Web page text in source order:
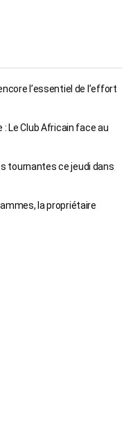
l’essentiel de l’effort
Le Club Africain face au
tournantes ce jeudi dans
la propriétaire